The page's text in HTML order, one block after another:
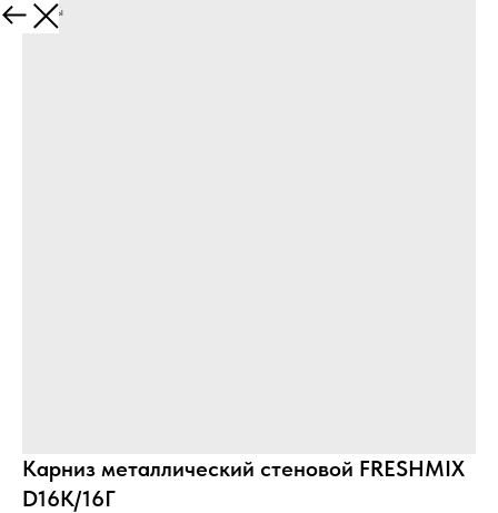
Все товары
Карниз металлический стеновой FRESHMIX
D16К/16Г